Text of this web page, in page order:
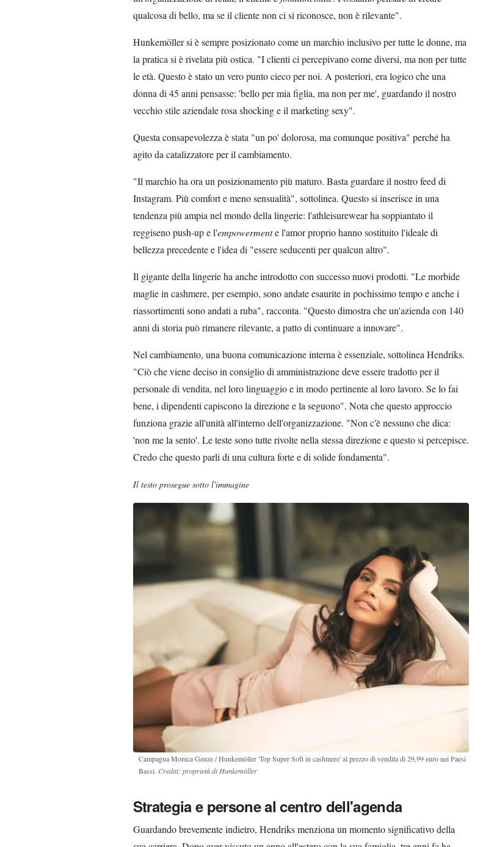
qualcosa di bello, ma se il cliente non ci si riconosce, non è rilevante".
Hunkemöller si è sempre posizionato come un marchio inclusivo per tutte le donne, ma
la pratica si è rivelata più ostica. "I clienti ci percepivano come diversi, ma non per tutte
le età. Questo è stato un vero punto cieco per noi. A posteriori, era logico che una
donna di 45 anni pensasse: 'bello per mia figlia, ma non per me', guardando il nostro
vecchio stile aziendale rosa shocking e il marketing sexy".
Questa consapevolezza è stata "un po' dolorosa, ma comunque positiva" perché ha
agito da catalizzatore per il cambiamento.
"Il marchio ha ora un posizionamento più maturo. Basta guardare il nostro feed di
Instagram. Più comfort e meno sensualità", sottolinea. Questo si inserisce in una
tendenza più ampia nel mondo della lingerie: l'athleisurewear ha soppiantato il
reggiseno push-up e l'empowermente l'amor proprio hanno sostituito l'ideale di
bellezza precedente e l'idea di "essere seducenti per qualcun altro".
Il gigante della lingerie ha anche introdotto con successo nuovi prodotti. "Le morbide
maglie in cashmere, per esempio, sono andate esaurite in pochissimo tempo e anche i
riassortimenti sono andati a ruba", racconta. "Questo dimostra che un'azienda con 140
anni di storia può rimanere rilevante, a patto di continuare a innovare".
Nel cambiamento, una buona comunicazione interna è essenziale, sottolinea Hendriks.
"Ciò che viene deciso in consiglio di amministrazione deve essere tradotto per il
personale di vendita, nel loro linguaggio e in modo pertinente al loro lavoro. Se lo fai
bene, i dipendenti capiscono la direzione e la seguono". Nota che questo approccio
funziona grazie all'unità all'interno dell'organizzazione. "Non c'è nessuno che dica:
'non me la sento'. Le teste sono tutte rivolte nella stessa direzione e questo si percepisce.
Credo che questo parli di una cultura forte e di solide fondamenta".
Il testo prosegue sotto l'immagine
Campagna Monica Geuze / Hunkemöller 'Top Super Soft in cashmere' al prezzo di vendita di 29,99 euro nei Paesi
Bassi. Crediti: proprietà di Hunkemöller
Strategia e persone al centro dell'agenda
Guardando brevemente indietro, Hendriks menziona un momento significativo della